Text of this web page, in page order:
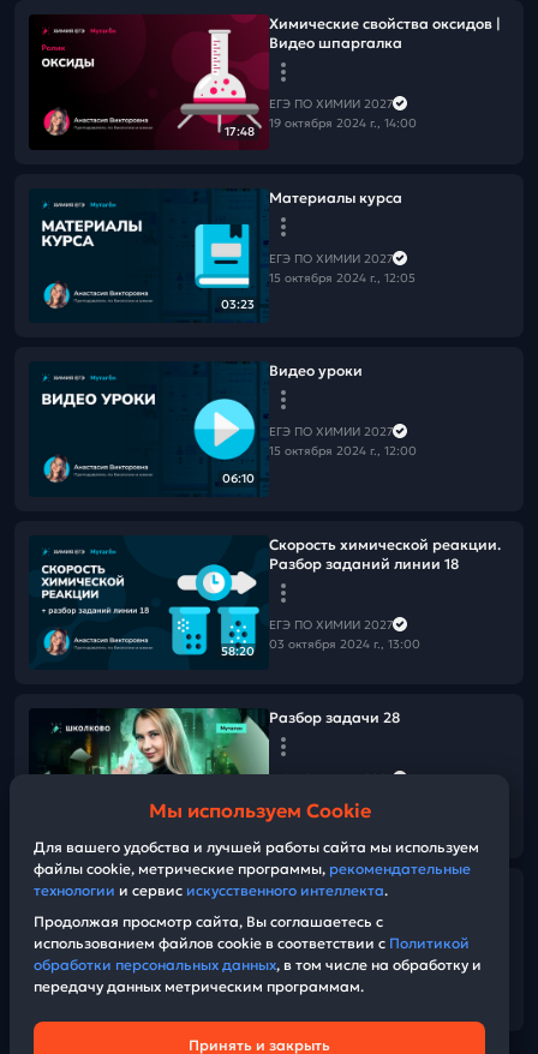
17:48
Химические свойства оксидов |
Видео шпаргалка
ЕГЭ ПО ХИМИИ 2027
19 октября 2024 г., 14:00
03:23
Материалы курса
ЕГЭ ПО ХИМИИ 2027
15 октября 2024 г., 12:05
06:10
Видео уроки
ЕГЭ ПО ХИМИИ 2027
15 октября 2024 г., 12:00
58:20
Скорость химической реакции.
Разбор заданий линии 18
ЕГЭ ПО ХИМИИ 2027
03 октября 2024 г., 13:00
Разбор задачи 28
Разбор заданий линии 5
ЕГЭ ПО ХИМИИ 2027
26 сентября 2024 г., 16:00
Мы используем Cookie
Для вашего удобства и лучшей работы сайта мы используем
файлы cookie, метрические программы, рекомендательные
технологии и сервис искусственного интеллекта.
Продолжая просмотр сайта, Вы соглашаетесь с
использованием файлов cookie в соответствии с Политикой
обработки персональных данных, в том числе на обработку и
передачу данных метрическим программам.
Принять и закрыть